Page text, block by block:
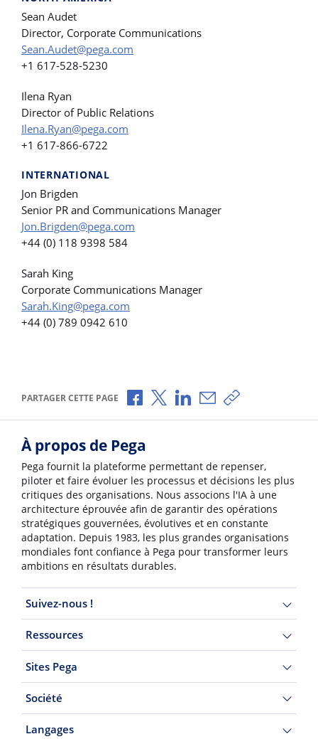
Sean Audet
Director, Corporate Communications
Sean.Audet@pega.com
+1 617-528-5230
Ilena Ryan
Director of Public Relations
Ilena.Ryan@pega.com
+1 617-866-6722
INTERNATIONAL
Jon Brigden
Senior PR and Communications Manager
Jon.Brigden@pega.com
+44 (0) 118 9398 584
Sarah King
Corporate Communications Manager
Sarah.King@pega.com
+44 (0) 789 0942 610
PARTAGER CETTE PAGE Partager via Facebook
Partager via X
Partager via LinkedIn
Partager par e-mail
Copier le lien
À propos de Pega
Pega fournit la plateforme permettant de repenser,
piloter et faire évoluer les processus et décisions les plus
critiques des organisations. Nous associons l'IA à une
architecture éprouvée afin de garantir des opérations
stratégiques gouvernées, évolutives et en constante
adaptation. Depuis 1983, les plus grandes organisations
mondiales font confiance à Pega pour transformer leurs
ambitions en résultats durables.
Suivez-nous !
Ressources
Sites Pega
Société
Langages